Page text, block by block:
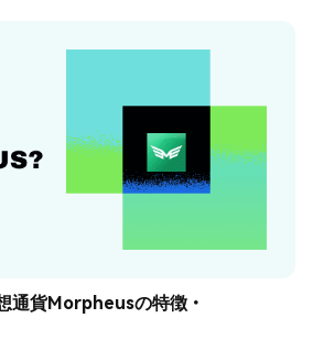
通貨Morpheusの特徴・